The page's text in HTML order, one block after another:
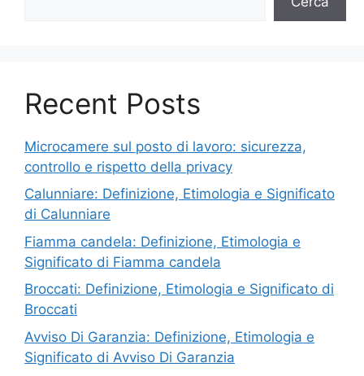
Recent Posts
Microcamere sul posto di lavoro: sicurezza,
controllo e rispetto della privacy
Calunniare: Definizione, Etimologia e Significato
di Calunniare
Fiamma candela: Definizione, Etimologia e
Significato di Fiamma candela
Broccati: Definizione, Etimologia e Significato di
Broccati
Avviso Di Garanzia: Definizione, Etimologia e
Significato di Avviso Di Garanzia